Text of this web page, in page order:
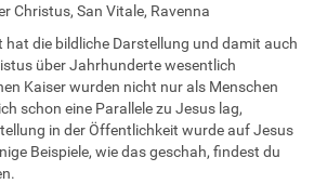
Christus, San Vitale, Ravenna
hat die bildliche Darstellung und damit auch
über Jahrhunderte wesentlich
Kaiser wurden nicht nur als Menschen
schon eine Parallele zu Jesus lag,
in der Öffentlichkeit wurde auf Jesus
Beispiele, wie das geschah, findest du